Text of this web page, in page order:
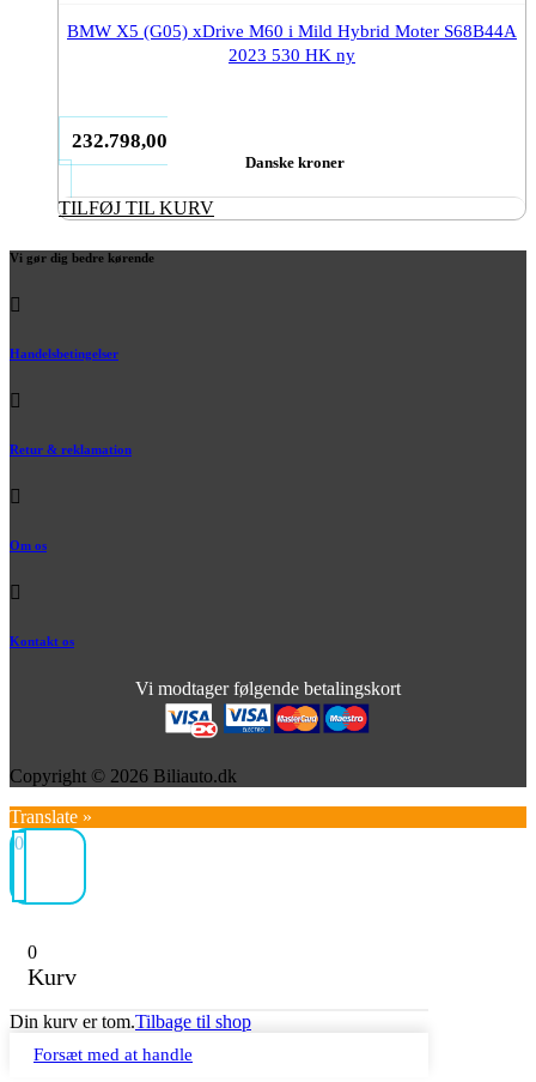
BMW X5 (G05) xDrive M60 i Mild Hybrid Moter S68B44A
2023 530 HK ny
232.798,00
Danske kroner
TILFØJ TIL KURV
Vi gør dig bedre kørende
Handelsbetingelser
Retur & reklamation
Om os
Kontakt os
Vi modtager følgende betalingskort
Copyright © 2026 Biliauto.dk
Translate »
0
0
Kurv
Din kurv er tom.Tilbage til shop
Forsæt med at handle